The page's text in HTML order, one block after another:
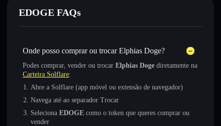
EDOGE FAQs
Onde posso comprar ou trocar Elphias Doge?
Podes comprar, vender ou trocar Elphias Doge diretamente na
Carteira Solflare:
Abre a Solflare (app móvel ou extensão de navegador)
Navega até ao separador Trocar
Seleciona EDOGE como o token que queres comprar ou
vender